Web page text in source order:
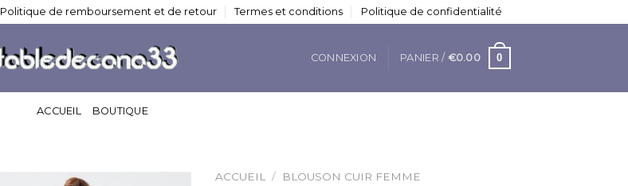
Politique de remboursement et de retour Termes et conditions Politique de confidentialité
CONNEXION PANIER / €0.00 0
ACCUEIL BOUTIQUE
ACCUEIL / BLOUSON CUIR FEMME